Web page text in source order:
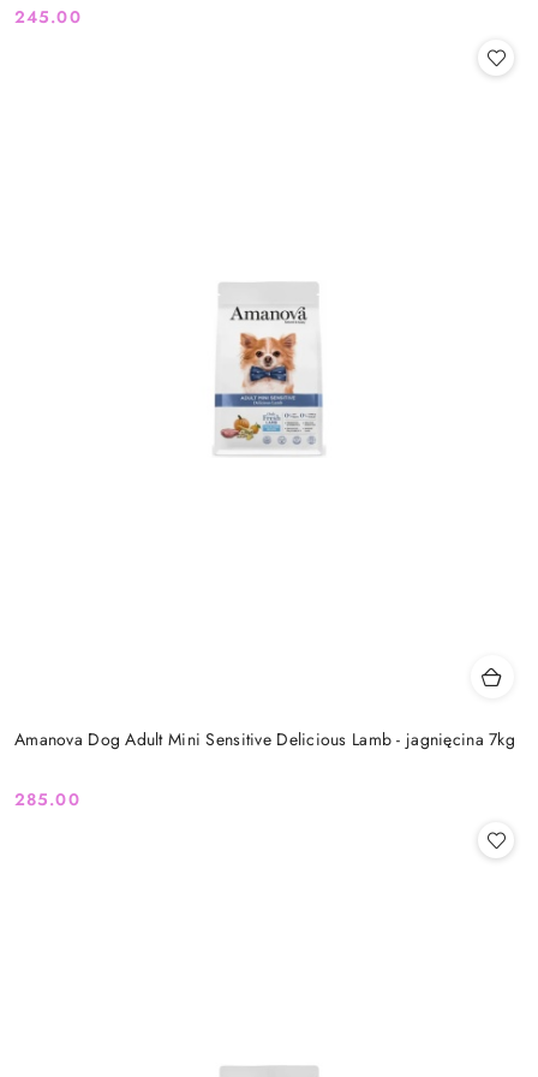
Cena:
245.00
Amanova Dog Adult Mini Sensitive Delicious Lamb - jagnięcina 7kg
Cena:
285.00